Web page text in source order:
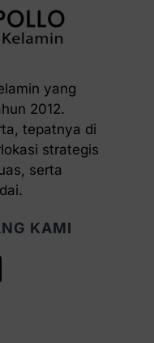
yang
2012.
tepatnya di
strategis
serta
KAMI